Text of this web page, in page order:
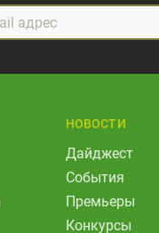
НОВОСТИ
Дайджест
События
Премьеры
Конкурсы